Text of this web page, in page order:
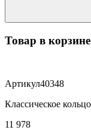
Товар в корзине
Артикул40348
Классическое
11 978